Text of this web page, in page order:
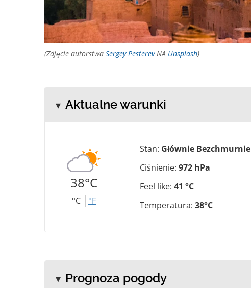
(Zdjęcie autorstwa Sergey PesterevNA Unsplash)
Aktualne warunki
38°C
°C °F
Stan: Głównie Bezchmurnie
Ciśnienie: 972 hPa
Feel like: 41 °C
Temperatura: 38°C
Prognoza pogody